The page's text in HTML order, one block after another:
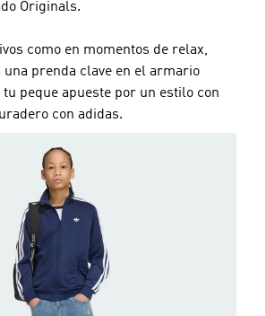
Originals.
como en momentos de relax,
una prenda clave en el armario
peque apueste por un estilo con
con adidas.